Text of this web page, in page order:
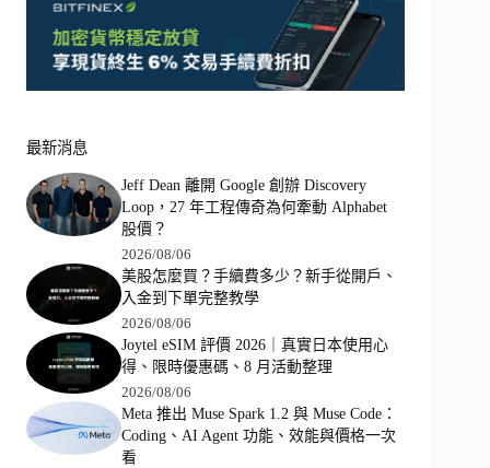
最新消息
Jeff Dean 離開 Google 創辦 Discovery
Loop，27 年工程傳奇為何牽動 Alphabet
股價？
2026/08/06
美股怎麼買？手續費多少？新手從開戶、
入金到下單完整教學
2026/08/06
Joytel eSIM 評價 2026｜真實日本使用心
得、限時優惠碼、8 月活動整理
2026/08/06
Meta 推出 Muse Spark 1.2 與 Muse Code：
Coding、AI Agent 功能、效能與價格一次
看